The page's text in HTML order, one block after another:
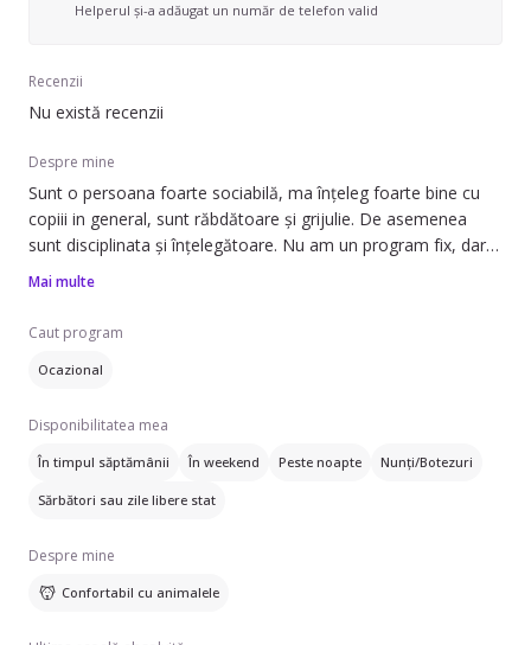
Helperul și-a adăugat un număr de telefon valid
Recenzii
Nu există recenzii
Despre mine
Sunt o persoana foarte sociabilă, ma înțeleg foarte bine cu
copiii in general, sunt răbdătoare și grijulie. De asemenea
sunt disciplinata și înțelegătoare. Nu am un program fix, dar
se pot discuta ulterior detaliile.
Mai multe
Caut program
Ocazional
Disponibilitatea mea
În timpul săptămânii În weekend Peste noapte Nunți/Botezuri
Sărbători sau zile libere stat
Despre mine
Confortabil cu animalele